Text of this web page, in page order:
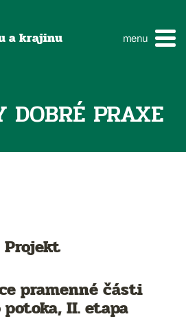
a krajinu menu
DOBRÉ PRAXE
Projekt
pramenné části
potoka, II. etapa